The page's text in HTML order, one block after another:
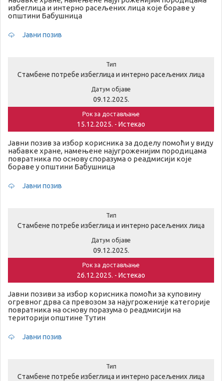
избеглица и интерно расељених лица које бораве у
општини Бабушница
Јавни позив
Тип
Стамбене потребе избеглица и интерно расељених лица
Датум објаве
09.12.2025.
Рок за достављање
15.12.2025. - Истекао
Јавни позив за избор корисника за доделу помоћи у виду
набавке хране, намењене најугроженијим породицама
повратника по основу споразума о реадмисији које
бораве у општини Бабушница
Јавни позив
Тип
Стамбене потребе избеглица и интерно расељених лица
Датум објаве
09.12.2025.
Рок за достављање
26.12.2025. - Истекао
Јавни позиви за избор корисника помоћи за куповину
огревног дрва са превозом за најугроженије категорије
повратника на основу поразума о реадмисији на
територији општине Тутин
Јавни позив
Тип
Стамбене потребе избеглица и интерно расељених лица